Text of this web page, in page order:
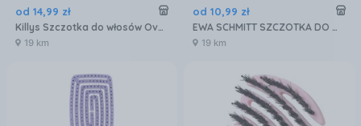
od 14,99 zł
Killys Szczotka do włosów Ovalo 1szt
19 km
od 10,99 zł
EWA SCHMITT SZCZOTKA DO WŁOSÓW MINI DETANGLING I-FLOW
19 km